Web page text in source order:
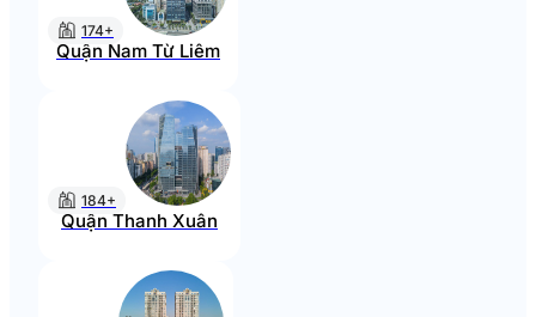
174+
Quận Nam Từ Liêm
184+
Quận Thanh Xuân